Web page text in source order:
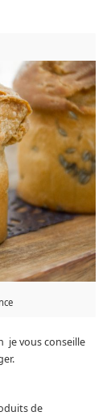
je vous conseille
de